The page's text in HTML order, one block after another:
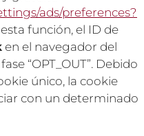
ads/preferences?
función, el ID de
en el navegador del
“OPT_OUT”. Debido
único, la cookie
con un determinado